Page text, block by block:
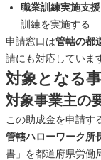
職業訓練実施支援
訓練を実施する
申請窓口は管轄の都
請にも対応していま
対象となる
対象事業主の
この助成金を申請す
管轄ハローワーク所
書」を都道府県労働